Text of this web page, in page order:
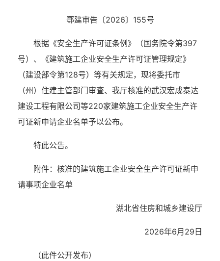
鄂建审告〔2026〕155号
根据《安全生产许可证条例》（国务院令第397
号）、《建筑施工企业安全生产许可证管理规定》
（建设部令第128号）等有关规定，现将委托市
（州）住建主管部门审查、我厅核准的武汉宏成泰达
建设工程有限公司等220家建筑施工企业安全生产许
可证新申请企业名单予以公布。
特此公告。
附件：核准的建筑施工企业安全生产许可证新申
请事项企业名单
湖北省住房和城乡建设厅
2026年6月29日
（此件公开发布）